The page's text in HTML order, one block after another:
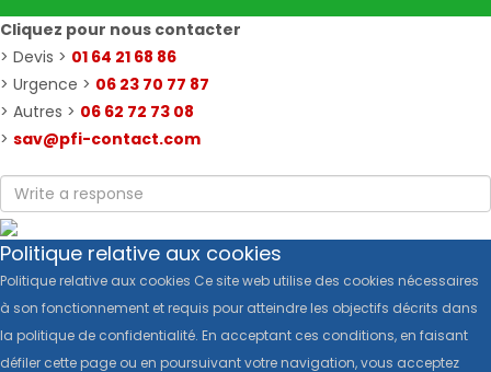
Cliquez pour nous contacter
> Devis > 01 64 21 68 86
> Urgence > 06 23 70 77 87
> Autres > 06 62 72 73 08
> sav@pfi-contact.com
Politique relative aux cookies
Politique relative aux cookies Ce site web utilise des cookies nécessaires
à son fonctionnement et requis pour atteindre les objectifs décrits dans
la politique de confidentialité. En acceptant ces conditions, en faisant
défiler cette page ou en poursuivant votre navigation, vous acceptez